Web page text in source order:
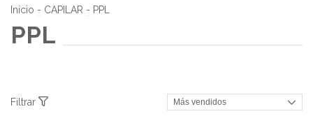
Inicio - CAPILAR - PPL
PPL
Filtrar